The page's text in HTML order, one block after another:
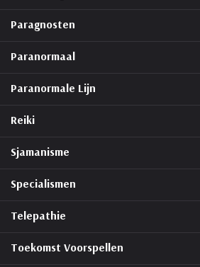
Paragnosten
Paranormaal
Paranormale Lijn
Reiki
Sjamanisme
Specialismen
Telepathie
Toekomst Voorspellen